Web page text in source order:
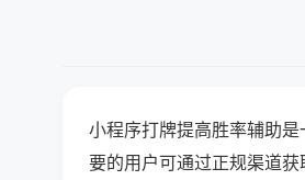
小程序打牌提高胜率辅助
要的用户可通过正规渠道获